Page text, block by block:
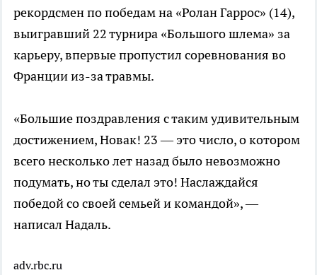
рекордсмен по победам на «Ролан Гаррос» (14),
выигравший 22 турнира «Большого шлема» за
карьеру, впервые пропустил соревнования во
Франции из-за травмы.
«Большие поздравления с таким удивительным
достижением, Новак! 23 — это число, о котором
всего несколько лет назад было невозможно
подумать, но ты сделал это! Наслаждайся
победой со своей семьей и командой», —
написал Надаль.
adv.rbc.ru